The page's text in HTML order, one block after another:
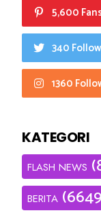
5,600
340
1360
KATEGORI
FLASH NEWS
BERITA